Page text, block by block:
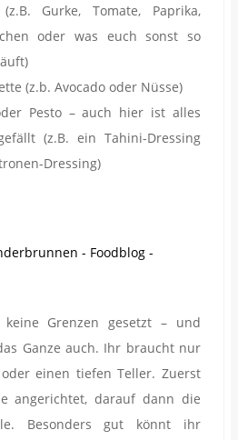
Gurke, Tomate, Paprika,
oder was euch sonst so
(z.b. Avocado oder Nüsse)
Pesto – auch hier ist alles
(z.B. ein Tahini-Dressing
Dressing)
Grenzen gesetzt – und
Ganze auch. Ihr braucht nur
einen tiefen Teller. Zuerst
angerichtet, darauf dann die
Besonders gut könnt ihr